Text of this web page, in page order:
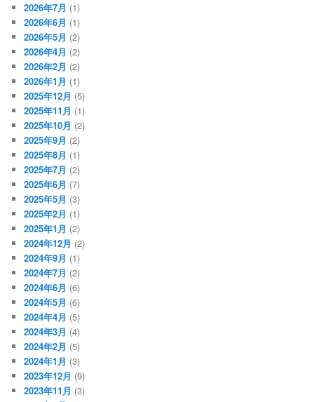
2026年7月 (1)
2026年6月 (1)
2026年5月 (2)
2026年4月 (2)
2026年2月 (2)
2026年1月 (1)
2025年12月 (5)
2025年11月 (1)
2025年10月 (2)
2025年9月 (2)
2025年8月 (1)
2025年7月 (2)
2025年6月 (7)
2025年5月 (3)
2025年2月 (1)
2025年1月 (2)
2024年12月 (2)
2024年9月 (1)
2024年7月 (2)
2024年6月 (6)
2024年5月 (6)
2024年4月 (5)
2024年3月 (4)
2024年2月 (5)
2024年1月 (3)
2023年12月 (9)
2023年11月 (3)